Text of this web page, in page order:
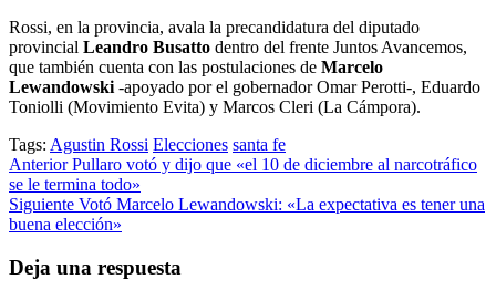
Rossi, en la provincia, avala la precandidatura del diputado
provincial Leandro Busatto dentro del frente Juntos Avancemos,
que también cuenta con las postulaciones de Marcelo
Lewandowski -apoyado por el gobernador Omar Perotti-, Eduardo
Toniolli (Movimiento Evita) y Marcos Cleri (La Cámpora).
Tags: Agustin Rossi Elecciones santa fe
Post
navigation
AnteriorPullaro votó y dijo que «el 10 de diciembre al narcotráfico
se le termina todo»
Siguiente Votó Marcelo Lewandowski: «La expectativa es tener una
buena elección»
Deja una respuesta